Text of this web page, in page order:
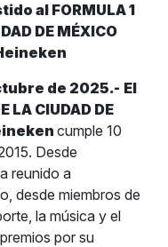
al FORMULA 1
DE MÉXICO
de 2025.- El
LA CIUDAD DE
cumple 10
Desde
reunido a
desde miembros de
la música y el
por su